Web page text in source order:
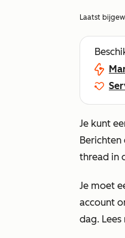
Laatst
Je kunt
thread in
Je moet
account
dag.